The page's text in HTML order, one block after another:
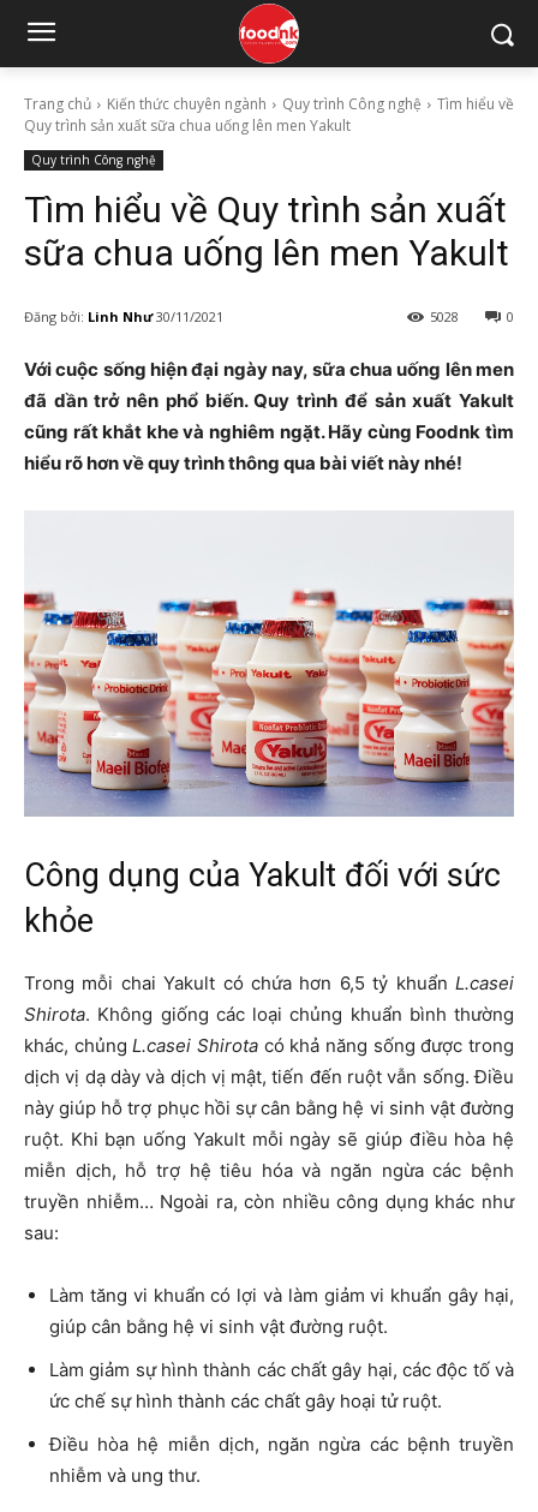
Trang chủ Kiến thức chuyên ngành Quy trình Công nghệ
Tìm hiểu về
Quy trình sản xuất sữa chua uống lên men Yakult
Quy trình Công nghệ
Tìm hiểu về Quy trình sản xuất
sữa chua uống lên men Yakult
Đăng bởi: Linh Như 30/11/2021 0
5028
Với cuộc sống hiện đại ngày nay, sữa chua uống lên men
đã dần trở nên phổ biến. Quy trình để sản xuất Yakult
cũng rất khắt khe và nghiêm ngặt. Hãy cùng Foodnk tìm
hiểu rõ hơn về quy trình thông qua bài viết này nhé!
Công dụng của Yakult đối với sức
khỏe
Trong mỗi chai Yakult có chứa hơn 6,5 tỷ khuẩn L.casei
Shirota. Không giống các loại chủng khuẩn bình thường
khác, chủngL.casei Shirota có khả năng sống được trong
dịch vị dạ dày và dịch vị mật, tiến đến ruột vẫn sống. Điều
này giúp hỗ trợ phục hồi sự cân bằng hệ vi sinh vật đường
ruột. Khi bạn uống Yakult mỗi ngày sẽ giúp điều hòa hệ
miễn dịch, hỗ trợ hệ tiêu hóa và ngăn ngừa các bệnh
truyền nhiễm… Ngoài ra, còn nhiều công dụng khác như
sau:
Làm tăng vi khuẩn có lợi và làm giảm vi khuẩn gây hại,
giúp cân bằng hệ vi sinh vật đường ruột.
Làm giảm sự hình thành các chất gây hại, các độc tố và
ức chế sự hình thành các chất gây hoại tử ruột.
Điều hòa hệ miễn dịch, ngăn ngừa các bệnh truyền
nhiễm và ung thư.